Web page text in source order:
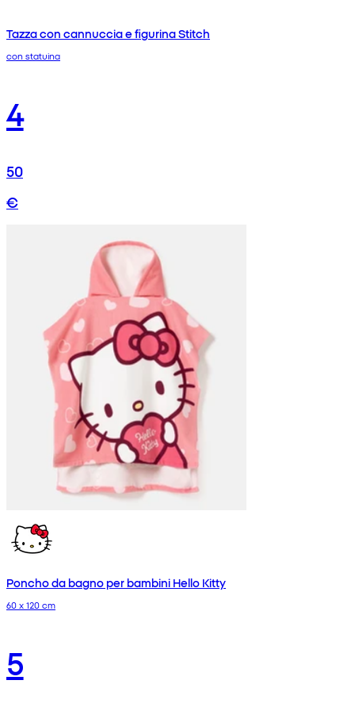
Tazza con cannuccia e figurina Stitch
con statuina
4
50
€
Poncho da bagno per bambini Hello Kitty
60 x 120 cm
5